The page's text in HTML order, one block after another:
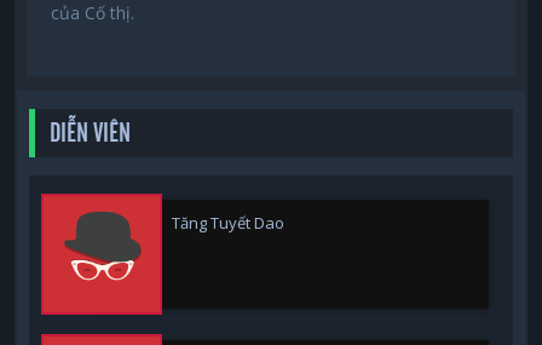
của Cố thị.
DIỄN VIÊN
Tăng Tuyết Dao